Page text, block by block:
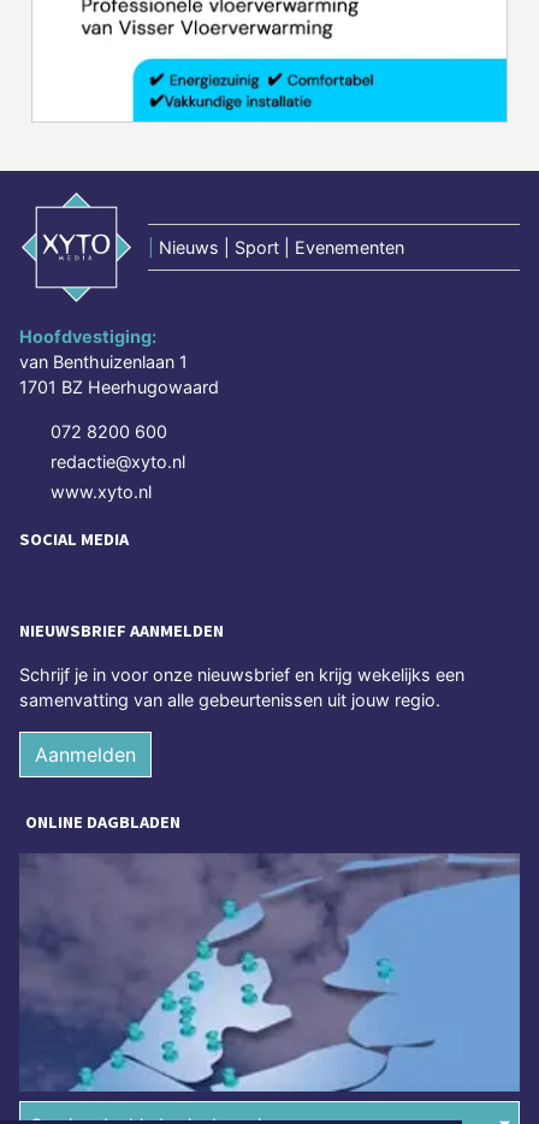
Nieuws | Sport | Evenementen
Hoofdvestiging:
van Benthuizenlaan 1
1701 BZ Heerhugowaard
072 8200 600
redactie@xyto.nl
www.xyto.nl
SOCIAL MEDIA
NIEUWSBRIEF AANMELDEN
Schrijf je in voor onze nieuwsbrief en krijg wekelijks een
samenvatting van alle gebeurtenissen uit jouw regio.
Aanmelden
ONLINE DAGBLADEN